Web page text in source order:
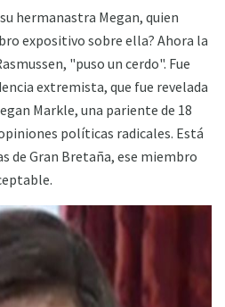
hermanastra Megan, quien
expositivo sobre ella? Ahora la
"puso un cerdo". Fue
extremista, que fue revelada
Markle, una pariente de 18
políticas radicales. Está
de Gran Bretaña, ese miembro